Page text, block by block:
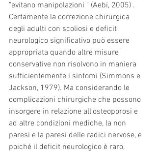
"evitano manipolazioni " (Aebi, 2005) .
Certamente la correzione chirurgica
degli adulti con scoliosi e deficit
neurologico significativo può essere
appropriata quando altre misure
conservative non risolvono in maniera
sufficientemente i sintomi (Simmons e
Jackson, 1979). Ma considerando le
complicazioni chirurgiche che possono
insorgere in relazione all'osteoporosi e
ad altre condizioni mediche, la non
paresi e la paresi delle radici nervose, e
poiché il deficit neurologico è raro,